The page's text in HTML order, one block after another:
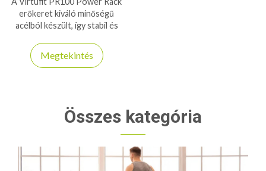
erőkeret kiváló minőségű
acélból készült, így stabil és
150/200kg-os teherbírása
kiváló társ a napi edzések
Megtekintés
Összes kategória